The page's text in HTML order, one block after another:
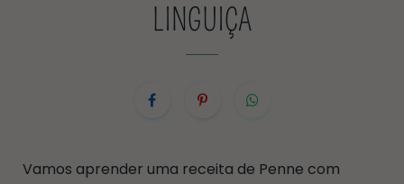
LINGUIÇA
Vamos aprender uma receita de Penne com